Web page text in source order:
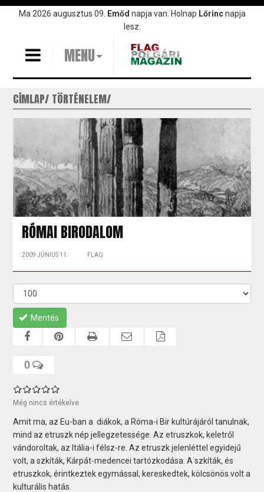
UgrásMa 2026 augusztus 09. Emőd napja van. Holnap Lőrincnapja
lesz.
MENU
CÍMLAP TÖRTÉNELEM
RÓMAI BIRODALOM
2009 JÚNIUS 11. FLAG
Mentés
0
Még nincs értékelve
Amit ma, az Eu-ban a diákok, a Róma-i Bir kultúrájáról tanulnak,
mind az etruszk nép jellegzetessége. Az etruszkok, keletről
vándoroltak, az Itália-i félsz-re. Az etruszk jelenléttel egyidejű
volt, a szkíták, Kárpát-medencei tartózkodása. A szkíták, és
etruszkok, érintkeztek egymással, kereskedtek, kölcsönös volt a
kulturális hatás.